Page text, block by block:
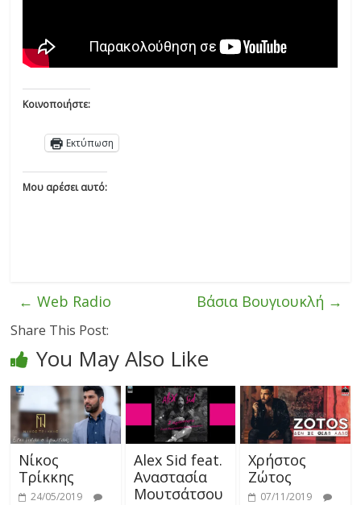
Κοινοποιήστε:
Εκτύπωση
Μου αρέσει αυτό:
← Web Radio Βάσια Βουγιουκλή →
Share This Post:
You May Also Like
Νίκος
Τρίκκης
24/05/2019
Alex Sid feat.
Αναστασία
Μουτσάτσου
Χρήστος
Ζώτος
07/11/2019